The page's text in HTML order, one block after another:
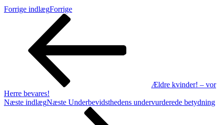
Forrige indlægForrige
Ældre kvinder! – vor
Herre bevares!
Næste indlægNæste Underbevidsthedens undervurderede betydning